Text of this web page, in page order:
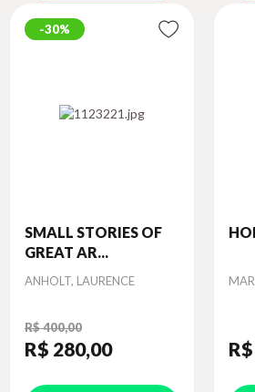
30%
SMALL STORIES OF
GREAT AR...
Autor
ANHOLT, LAURENCE
R$ 400,00
R$ 280,00